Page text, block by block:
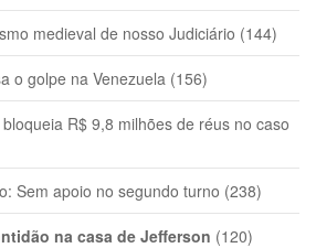
medieval de nosso Judiciário (144)
o golpe na Venezuela (156)
R$ 9,8 milhões de réus no caso
Sem apoio no segundo turno (238)
na casa de Jefferson (120)